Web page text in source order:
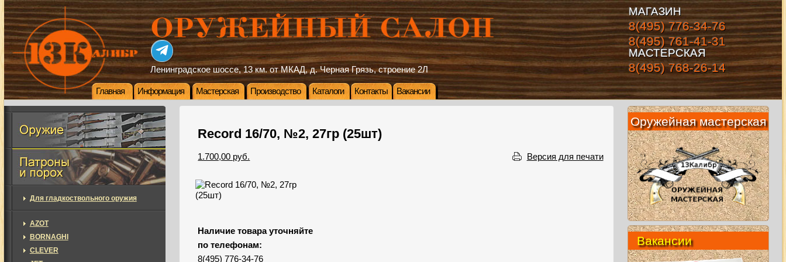
Ленинградское шоссе, 13 км. от МКАД, д. Черная Грязь, строение 2Л
МАГАЗИН
8(495) 776-34-76
8(495) 761-41-31
МАСТЕРСКАЯ
8(495) 768-26-14
Главная Информация Мастерская Производство Каталоги Контакты Вакансии
Record 16/70, №2, 27гр (25шт)
Версия для печати
1.700,00 руб.
Наличие товара уточняйте
по телефонам:
8(495) 776-34-76
Для гладкоствольного оружия
AZOT
BORNAGHI
CLEVER
Оружейная мастерская
Вакансии